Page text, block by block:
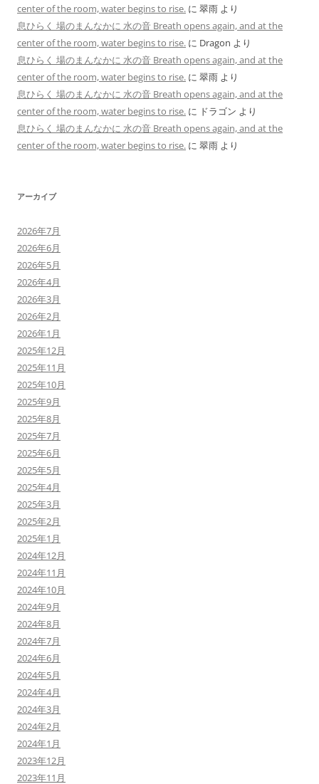
center of the room, water begins to rise. に 翠雨 より
息ひらく 場のまんなかに 水の音 Breath opens again, and at the
center of the room, water begins to rise. に Dragon より
息ひらく 場のまんなかに 水の音 Breath opens again, and at the
center of the room, water begins to rise. に 翠雨 より
息ひらく 場のまんなかに 水の音 Breath opens again, and at the
center of the room, water begins to rise. に ドラゴン より
息ひらく 場のまんなかに 水の音 Breath opens again, and at the
center of the room, water begins to rise. に 翠雨 より
アーカイブ
2026年7月
2026年6月
2026年5月
2026年4月
2026年3月
2026年2月
2026年1月
2025年12月
2025年11月
2025年10月
2025年9月
2025年8月
2025年7月
2025年6月
2025年5月
2025年4月
2025年3月
2025年2月
2025年1月
2024年12月
2024年11月
2024年10月
2024年9月
2024年8月
2024年7月
2024年6月
2024年5月
2024年4月
2024年3月
2024年2月
2024年1月
2023年12月
2023年11月